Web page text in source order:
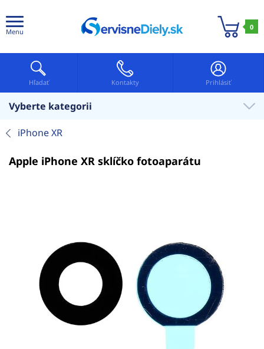
Menu
0
Hľadať Kontakty Prihlásiť
Vyberte kategorii
iPhone XR
Apple iPhone XR sklíčko fotoaparátu